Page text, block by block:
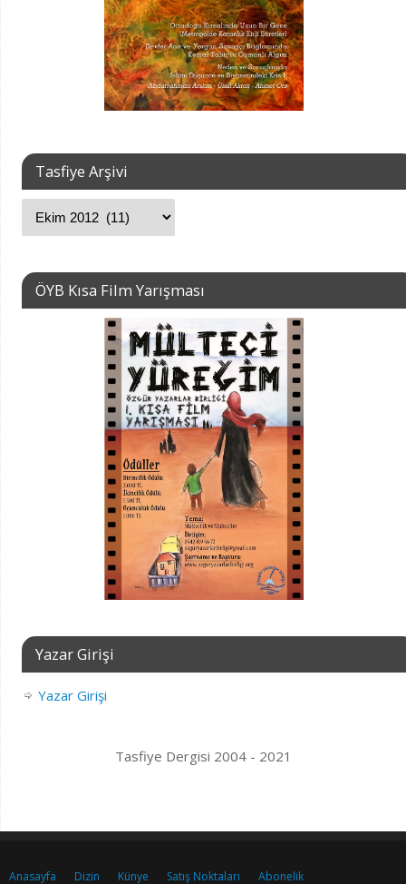
Tasfiye Arşivi
ÖYB Kısa Film Yarışması
Yazar Girişi
Yazar Girişi
Tasfiye Dergisi 2004 - 2021
Anasayfa Dizin Künye Satış Noktaları Abonelik